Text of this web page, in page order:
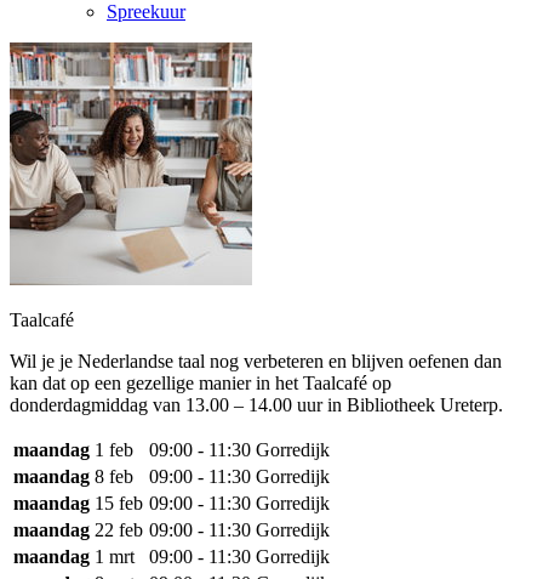
Spreekuur
Taalcafé
Wil je je Nederlandse taal nog verbeteren en blijven oefenen dan
kan dat op een gezellige manier in het Taalcafé op
donderdagmiddag van 13.00 – 14.00 uur in Bibliotheek Ureterp.
maandag 1 feb 09:00 - 11:30 Gorredijk
maandag 8 feb 09:00 - 11:30 Gorredijk
maandag 15 feb 09:00 - 11:30 Gorredijk
maandag 22 feb 09:00 - 11:30 Gorredijk
maandag 1 mrt 09:00 - 11:30 Gorredijk